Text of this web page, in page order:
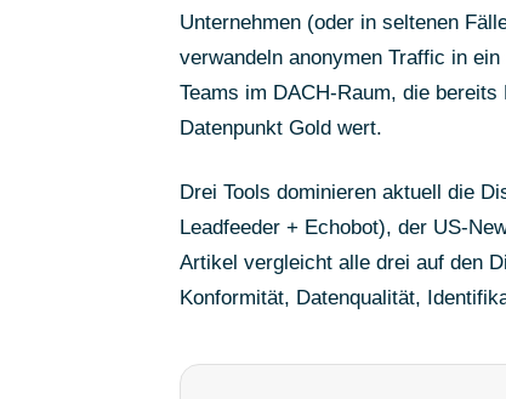
Unternehmen (oder in seltenen
verwandeln anonymen Traffic in
Teams im DACH-Raum, die
Datenpunkt Gold wert.
Drei Tools dominieren aktuell die
Leadfeeder + Echobot), der US-
Artikel vergleicht alle drei auf den
Konformität, Datenqualität,